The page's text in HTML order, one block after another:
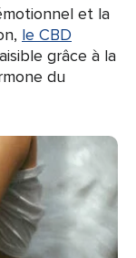
et la
le CBD
grâce à la
du